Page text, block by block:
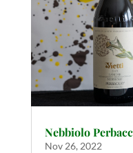
Nebbiolo
Nov 26, 2022